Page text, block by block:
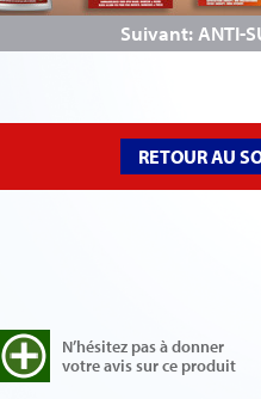
Suivant: ANTI-
RETOUR AU
N’hésitez pas à donner
votre avis sur ce produit